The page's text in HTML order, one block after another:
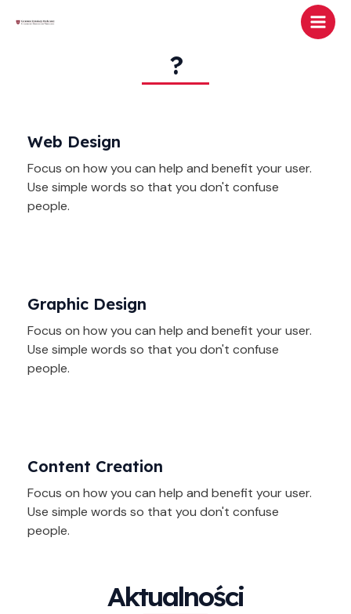
Main
?
Web Design
Focus on how you can help and benefit your user.
Use simple words so that you don't confuse
people.
Graphic Design
Focus on how you can help and benefit your user.
Use simple words so that you don't confuse
people.
Content Creation
Focus on how you can help and benefit your user.
Use simple words so that you don't confuse
people.
Aktualności